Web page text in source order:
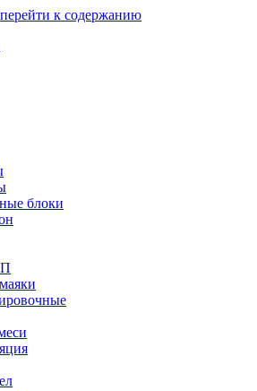
перейти к содержанию
блоки